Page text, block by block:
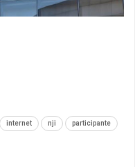
internet nji participante